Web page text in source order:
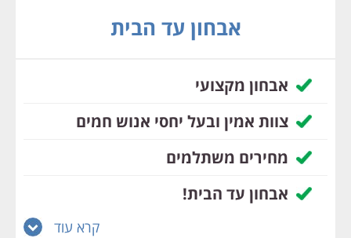
אבחון עד הבית
אבחון מקצועי
צוות אמין ובעל יחסי אנוש חמים
מחירים משתלמים
אבחון עד הבית!
קרא עוד